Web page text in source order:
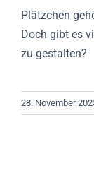
Plätzchen
Doch gibt es
zu gestalten?
28. November